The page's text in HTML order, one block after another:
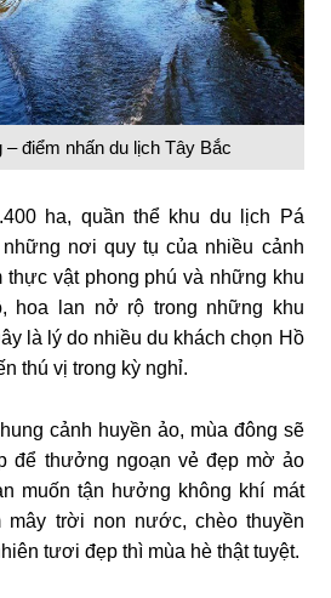
– điểm nhấn du lịch Tây Bắc
ha, quần thể khu du lịch Pá
nơi quy tụ của nhiều cảnh
thực vật phong phú và những khu
hoa lan nở rộ trong những khu
là lý do nhiều du khách chọn Hồ
thú vị trong kỳ nghỉ.
cảnh huyền ảo, mùa đông sẽ
để thưởng ngoạn vẻ đẹp mờ ảo
muốn tận hưởng không khí mát
mây trời non nước, chèo thuyền
tươi đẹp thì mùa hè thật tuyệt.